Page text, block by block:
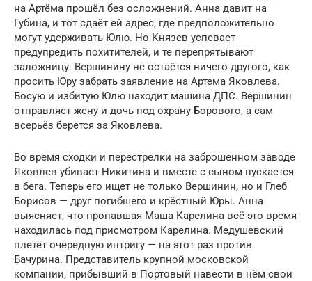
на Артёма прошёл без осложнений. Анна давит на
Губина, и тот сдаёт ей адрес, где предположительно
могут удерживать Юлю. Но Князев успевает
предупредить похитителей, и те перепрятывают
заложницу. Вершинину не остаётся ничего другого, как
просить Юру забрать заявление на Артема Яковлева.
Босую и избитую Юлю находит машина ДПС. Вершинин
отправляет жену и дочь под охрану Борового, а сам
всерьёз берётся за Яковлева.
Во время сходки и перестрелки на заброшенном заводе
Яковлев убивает Никитина и вместе с сыном пускается
в бега. Теперь его ищет не только Вершинин, но и Глеб
Борисов — друг погибшего и крёстный Юры. Анна
выясняет, что пропавшая Маша Карелина всё это время
находилась под присмотром Карелина. Медушевский
плетёт очередную интригу — на этот раз против
Бачурина. Представитель крупной московской
компании, прибывший в Портовый навести в нём свои